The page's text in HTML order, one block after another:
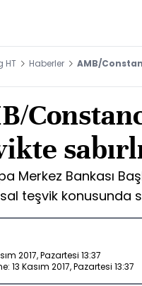
HT Haberler
AMB/
Merkez Bankası
teşvik konusunda
2017, Pazartesi 13:37
13 Kasım 2017, Pazartesi 13:37